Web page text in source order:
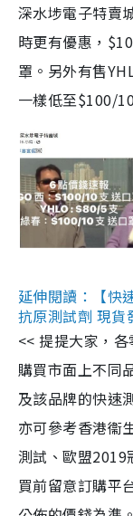
深水埗電子特賣
時更有優惠，
罩。另外有售
一樣低至$100/
延伸閱讀：【快
抗原測試劑 現貨
<< 提提大家，
購買市面上不同
及該品牌的快速
亦可參考香港衞
測試、歐盟2019
買前留意訂購平